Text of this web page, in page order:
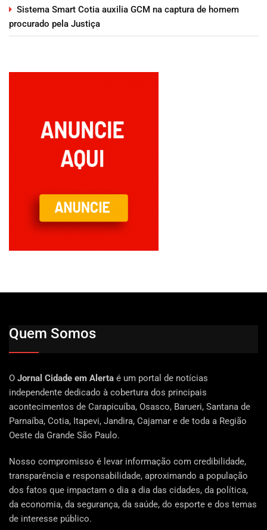
Sistema Smart Cotia auxilia GCM na captura de homem
procurado pela Justiça
Quem Somos
O Jornal Cidade em Alerta é um portal de notícias
independente dedicado à cobertura dos principais
acontecimentos de Carapicuíba, Osasco, Barueri, Santana de
Parnaíba, Cotia, Itapevi, Jandira, Cajamar e de toda a Região
Oeste da Grande São Paulo.
Nosso compromisso é levar informação com credibilidade,
transparência e responsabilidade, aproximando a população
dos fatos que impactam o dia a dia das cidades, da política,
da economia, da segurança, da saúde, do esporte e dos temas
de interesse público.